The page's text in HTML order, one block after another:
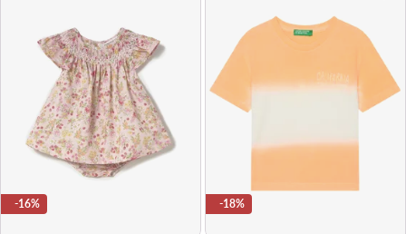
-16% -18%